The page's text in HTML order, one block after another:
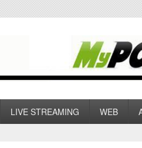
LIVE STREAMING WEB